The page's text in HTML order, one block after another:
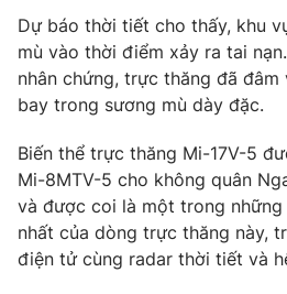
Theo dõi báo trên
Cơ quan chủ quản: Đài Truyền hình
Cơ quan báo chí:Thời báo VTV
cấp ngày 29/12/2023
Tổng Biên tập:Vũ Thanh Thủy
Phó Tổng Biên tập:
Nguyễn Thị Mỹ
Nguyễn Trọng Ninh
Tổng đài VTV: 024.38 355 931 -
Dự báo thời tiết cho thấy, khu
mù vào thời điểm xảy ra tai
nhân chứng, trực thăng đã
bay trong sương mù dày đặc.
Biến thể trực thăng Mi-17V-5
Mi-8MTV-5 cho không quân
và được coi là một trong những
nhất của dòng trực thăng này,
điện tử cùng radar thời tiết và